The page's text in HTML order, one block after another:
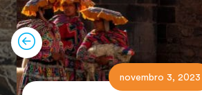
novembro 3, 2023